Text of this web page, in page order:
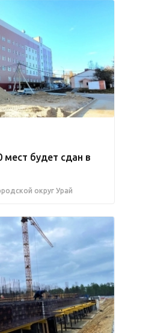
мест будет сдан в
округ Урай